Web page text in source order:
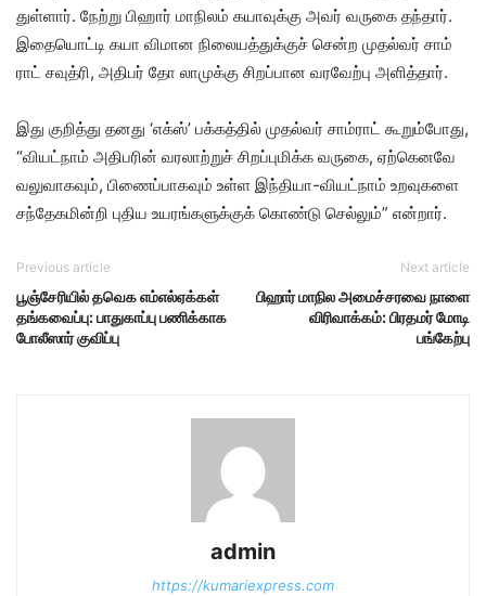
துள்​ளார். நேற்று பிஹார் மாநிலம் கயா​வுக்கு அவர் வருகை தந்​தார்.
இதையொட்டி கயா விமான நிலை​யத்​துக்​குச் சென்ற முதல்​வர் சாம்​
ராட் சவுத்​ரி, அதிபர் தோ லாமுக்கு சிறப்பான வரவேற்பு அளித்​தார்.
இது குறித்து தனது ‘எக்ஸ்’ பக்​கத்​தில் முதல்​வர் சாம்​ராட் கூறும்போது,
“வியட்​நாம் அதிபரின் வரலாற்​றுச் சிறப்புமிக்க வருகை, ஏற்கெனவே
வலு​வாக​வும், பிணைப்​பாக​வும் உள்ள இந்தியா-​வியட்​நாம் உறவு​களை
சந்​தேகமின்றி புதிய உயரங்களுக்​குக் கொண்டு செல்​லும்​” என்​றார்​.
Previous article
பூஞ்சேரியில் தவெக எம்எல்ஏக்கள்
தங்கவைப்பு: பாதுகாப்பு பணிக்காக
போலீஸார் குவிப்பு
Next article
பிஹார் மாநில அமைச்சரவை நாளை
விரிவாக்கம்: பிரதமர் மோடி
பங்கேற்பு
admin
https://kumariexpress.com